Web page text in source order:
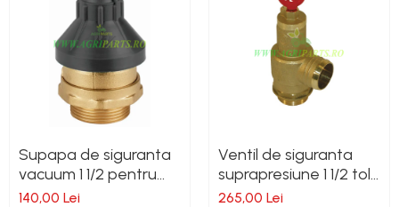
Supapa de siguranta
vacuum 1 1/2 pentru
vidanja
140,00 Lei
Ventil de siguranta
suprapresiune 1 1/2 toli,
pentru vidanja
265,00 Lei